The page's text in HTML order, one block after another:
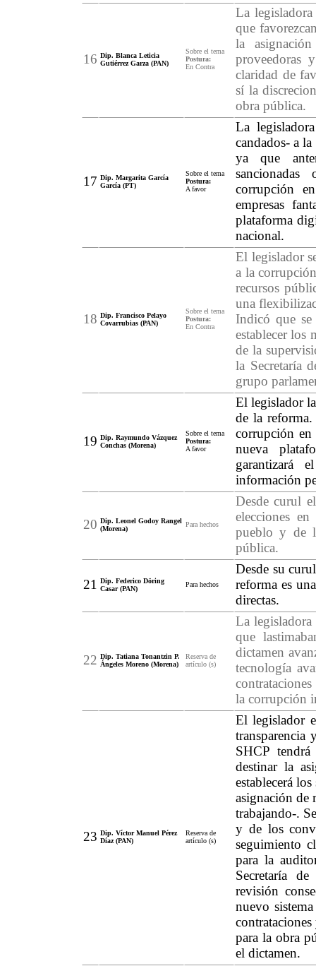
16 Dip. Blanca Leticia
Gutiérrez Garza (PAN)
Sobre el tema
Postura:
En Contra
La
que
la
proveedoras
claridad de
sí la
obra pública.
17 Dip. Margarita García
García (PT)
Sobre el tema
Postura:
A favor
La
candados- a
ya que
corrupción
empresas
plataforma
nacional.
18 Dip. Francisco Pelayo
Covarrubias (PAN)
Sobre el tema
Postura:
En Contra
El legislador
a la
recursos
una
Indicó que
establecer los
de la
la Secretaría
grupo
19 Dip. Raymundo Vázquez
Conchas (Morena)
Sobre el tema
Postura:
A favor
El legislador
de la reforma.
corrupción en
nueva
garantizará
información
20 Dip. Leonel Godoy Rangel
(Morena)
Para hechos
Desde curul
elecciones
pueblo y de
pública.
21
Dip. Federico Döring
Casar (PAN)
Para hechos
Desde su
reforma es
directas.
22 Dip. Tatiana Tonantzin P.
Ángeles Moreno (Morena)
Reserva de
artículo (s)
La legisladora
que
dictamen
tecnología
la corrupción
23 Dip. Víctor Manuel Pérez
Díaz (PAN)
Reserva de
artículo (s)
El legislador
transparencia
SHCP
destinar la
establecerá
asignación de
trabajando-.
y de los
seguimiento
para la
Secretaría
revisión
nuevo
contrataciones
para la obra
el dictamen.